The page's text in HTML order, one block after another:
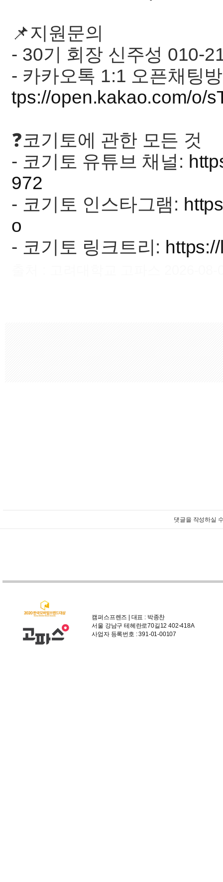
📌지원문의
- 30기 회장 신주성 010-
- 카카오톡 1:1 오픈채팅
tps://open.kakao.com/o/
❓코기토에 관한 모든 것
- 코기토 유튜브 채널:
972
- 코기토 인스타그램:
o
- 코기토 링크트리:
댓글을 작성하실
캠퍼스프렌즈 | 대표 : 박종찬
서울 강남구 테헤란로70길12 402-418A
사업자 등록번호 : 391-01-00107